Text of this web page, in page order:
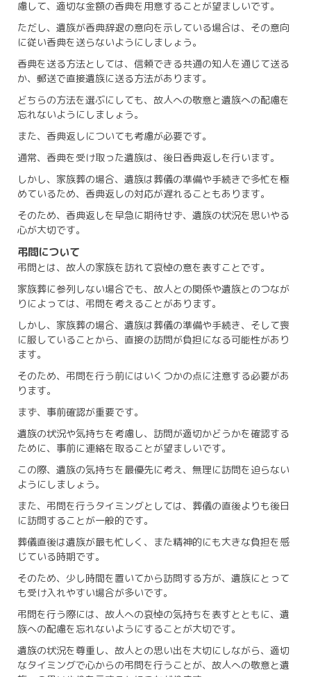
慮して、適切な金額の香典を用意することが望ましいです。
ただし、遺族が香典辞退の意向を示している場合は、その意向
に従い香典を送らないようにしましょう。
香典を送る方法としては、信頼できる共通の知人を通じて送る
か、郵送で直接遺族に送る方法があります。
どちらの方法を選ぶにしても、故人への敬意と遺族への配慮を
忘れないようにしましょう。
また、香典返しについても考慮が必要です。
通常、香典を受け取った遺族は、後日香典返しを行います。
しかし、家族葬の場合、遺族は葬儀の準備や手続きで多忙を極
めているため、香典返しの対応が遅れることもあります。
そのため、香典返しを早急に期待せず、遺族の状況を思いやる
心が大切です。
弔問について
弔問とは、故人の家族を訪れて哀悼の意を表すことです。
家族葬に参列しない場合でも、故人との関係や遺族とのつなが
りによっては、弔問を考えることがあります。
しかし、家族葬の場合、遺族は葬儀の準備や手続き、そして喪
に服していることから、直接の訪問が負担になる可能性があり
ます。
そのため、弔問を行う前にはいくつかの点に注意する必要があ
ります。
まず、事前確認が重要です。
遺族の状況や気持ちを考慮し、訪問が適切かどうかを確認する
ために、事前に連絡を取ることが望ましいです。
この際、遺族の気持ちを最優先に考え、無理に訪問を迫らない
ようにしましょう。
また、弔問を行うタイミングとしては、葬儀の直後よりも後日
に訪問することが一般的です。
葬儀直後は遺族が最も忙しく、また精神的にも大きな負担を感
じている時期です。
そのため、少し時間を置いてから訪問する方が、遺族にとって
も受け入れやすい場合が多いです。
弔問を行う際には、故人への哀悼の気持ちを表すとともに、遺
族への配慮を忘れないようにすることが大切です。
遺族の状況を尊重し、故人との思い出を大切にしながら、適切
なタイミングで心からの弔問を行うことが、故人への敬意と遺